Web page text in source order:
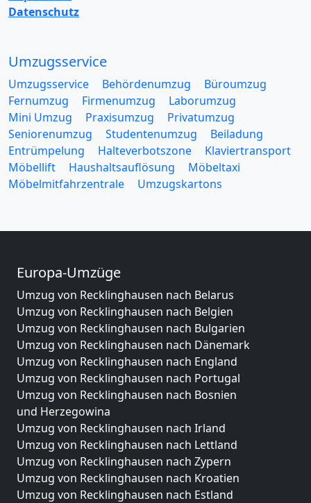
Datenschutz
Umzugsservice
Umzugsservice Behördenumzug
Büroumzug
Fernumzug
Firmenumzug
Laborumzug
Mini Umzug
Praxisumzug
Privatumzug
Seniorenumzug
Studentenumzug
Beiladung
Entrümpelung
Halteverbotszone
Klaviertransport
Möbellift
Haushaltsauflösung
Möbeltaxi
Möbelmitfahrzentrale
Umzugskartons
Europa-Umzüge
Umzug von Recklinghausen nach Belarus
Umzug von Recklinghausen nach Belgien
Umzug von Recklinghausen nach Bulgarien
Umzug von Recklinghausen nach Dänemark
Umzug von Recklinghausen nach England
Umzug von Recklinghausen nach Portugal
Umzug von Recklinghausen nach Bosnien
und Herzegowina
Umzug von Recklinghausen nach Irland
Umzug von Recklinghausen nach Lettland
Umzug von Recklinghausen nach Zypern
Umzug von Recklinghausen nach Kroatien
Umzug von Recklinghausen nach Estland